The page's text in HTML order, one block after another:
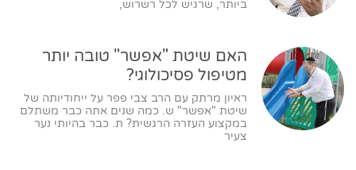
ביותר, שרגיש לכל רשרוש,
האם שיטת "אפשר" טובה יותר
מטיפול פסיכולוגי?
ראיון מרתק עם הרב צבי פפר על ייחודיותה של
שיטת "אפשר" ש. כמה שנים אתה כבר משתלם
במקצוע העזרה הרגשית? ת. כבר בהיותי נער
צעיר